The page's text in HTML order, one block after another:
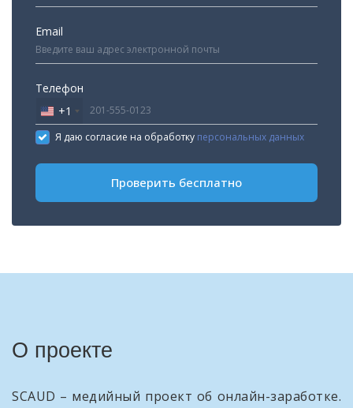
Email
Телефон
United
States
+1
+1
Я даю согласие на обработку персональных данных
Проверить бесплатно
О проекте
SCAUD – медийный проект об онлайн-заработке.